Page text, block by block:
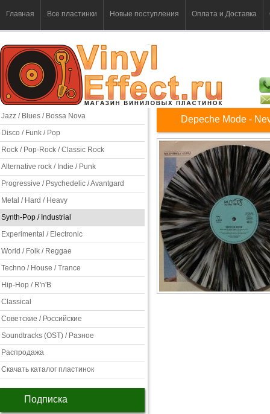
Главная Все пластинки Новые поступления Оплата и Доставка
Jazz / Blues / Bossa Nova
Disco / Funk / Pop
Rock / Pop-Rock / Classic Rock
Alternative rock / Indie / Punk
Progressive / Psychedelic / Avantgard
Metal / Hard / Heavy
Synth-Pop / Industrial
Experimental / Electronic
World / Folk / Reggae
Techno / House / Trance
Hip-Hop / R'n'B
Classical
Советские / Российские
Soundtracks (OST) / Разное
Распродажа
Скачать каталог пластинок
Подписка
Depeche Mode -